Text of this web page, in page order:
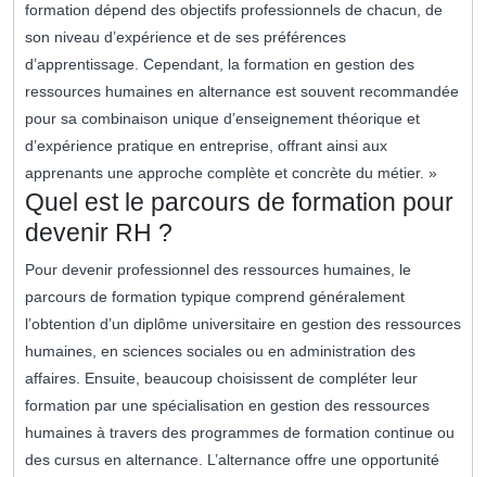
formation dépend des objectifs professionnels de chacun, de
son niveau d’expérience et de ses préférences
d’apprentissage. Cependant, la formation en gestion des
ressources humaines en alternance est souvent recommandée
pour sa combinaison unique d’enseignement théorique et
d’expérience pratique en entreprise, offrant ainsi aux
apprenants une approche complète et concrète du métier. »
Quel est le parcours de formation pour
devenir RH ?
Pour devenir professionnel des ressources humaines, le
parcours de formation typique comprend généralement
l’obtention d’un diplôme universitaire en gestion des ressources
humaines, en sciences sociales ou en administration des
affaires. Ensuite, beaucoup choisissent de compléter leur
formation par une spécialisation en gestion des ressources
humaines à travers des programmes de formation continue ou
des cursus en alternance. L’alternance offre une opportunité